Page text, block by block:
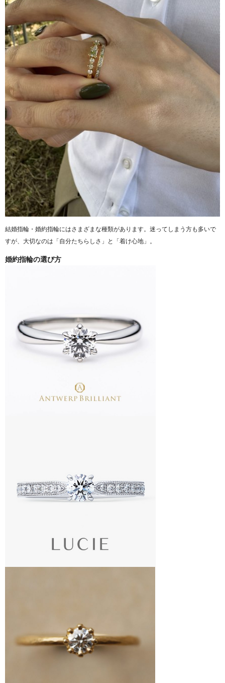
結婚指輪・婚約指輪にはさまざまな種類があります。迷ってしまう方も多いで
すが、大切なのは「自分たちらしさ」と「着け心地」。
婚約指輪の選び方